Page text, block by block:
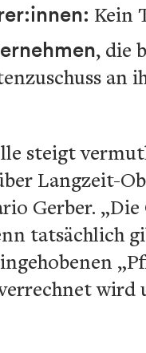
Kein
, die
an
steigt
Langzeit-
Gerber. „Die
tatsächlich